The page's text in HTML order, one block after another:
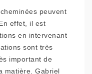
peuvent
effet, il est
en intervenant
sont très
important de
matière. Gabriel